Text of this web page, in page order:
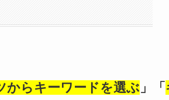
からキーワードを選ぶ 」「